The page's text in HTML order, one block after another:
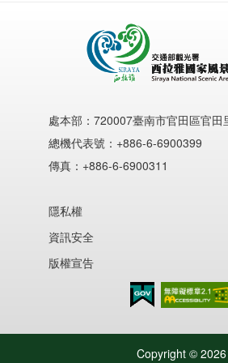
處本部： 720007臺南市官田區官田
總機代表號：+886-6-6900399
傳真：+886-6-6900311
隱私權
資訊安全
版權宣告
Copyright © 2026